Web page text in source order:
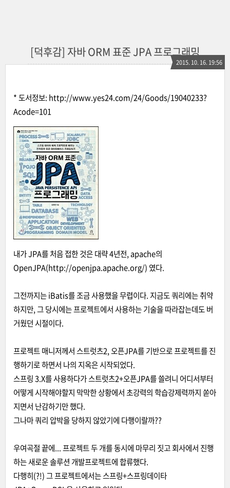
[덕후감] 자바 ORM 표준 JPA 프로그래밍
2015. 10. 16. 19:56
* 도서정보: http://www.yes24.com/24/Goods/19040233?
Acode=101
내가 JPA를 처음 접한 것은 대략 4년전, apache의
OpenJPA(http://openjpa.apache.org/) 였다.
그전까지는 iBatis를 조금 사용했을 무렵이다. 지금도 쿼리에는 취약
하지만, 그 당시에는 프로젝트에서 사용하는 기술을 따라잡는데도 버
거웠던 시절이다.
프로젝트 매니저께서 스트럿츠2, 오픈JPA를 기반으로 프로젝트를 진
행하기로 하면서 나의 지옥은 시작되었다.
스프링 3.X를 사용하다가 스트럿츠2+오픈JPA를 쓸려니 어디서부터
어떻게 시작해야할지 막막한 상황에서 초강력의 학습강제력까지 쏟아
지면서 난감하기만 했다.
그나마 쿼리 압박을 당하지 않았기에 다행이랄까??
우여곡절 끝에... 프로젝트 두 개를 동시에 마무리 짓고 회사에서 진행
하는 새로운 솔루션 개발프로젝트에 합류했다.
다행히(?!) 그 프로젝트에서는 스프링+스프링데이타